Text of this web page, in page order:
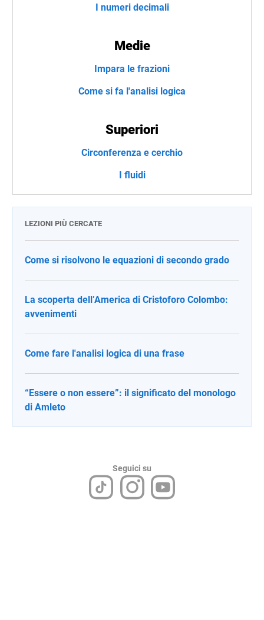
I numeri decimali
Medie
Impara le frazioni
Come si fa l'analisi logica
Superiori
Circonferenza e cerchio
I fluidi
LEZIONI PIÙ CERCATE
Come si risolvono le equazioni di secondo grado
La scoperta dell’America di Cristoforo Colombo:
avvenimenti
Come fare l'analisi logica di una frase
“Essere o non essere”: il significato del monologo
di Amleto
Seguici su